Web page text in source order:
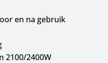
en na gebruik
2100/2400W